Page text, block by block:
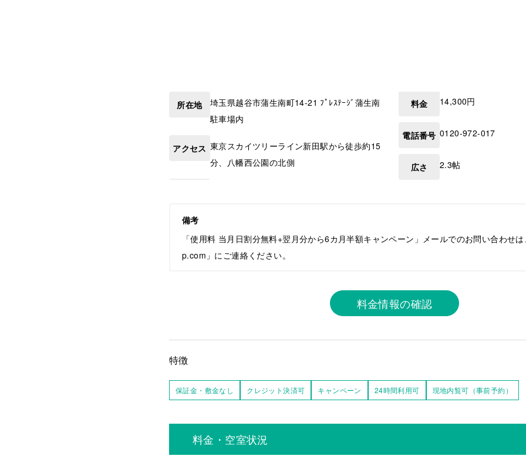
所在地 埼玉県越谷市蒲生南町14-21 ﾌﾟﾚｽﾃｰｼﾞ蒲生南
駐車場内
アクセス 東京スカイツリーライン新田駅から徒歩約15
分、八幡西公園の北側
料金 14,300円
電話番号 0120-972-017
広さ 2.3帖
備考
「使用料 当月日割分無料+翌月分から6カ月半額キャンペーン」メールでのお問い合わせ
p.com」にご連絡ください。
料金情報の確認
特徴
保証金・敷金なし クレジット決済可 キャンペーン 24時間利用可 現地内覧可（事前予約）
料金・空室状況